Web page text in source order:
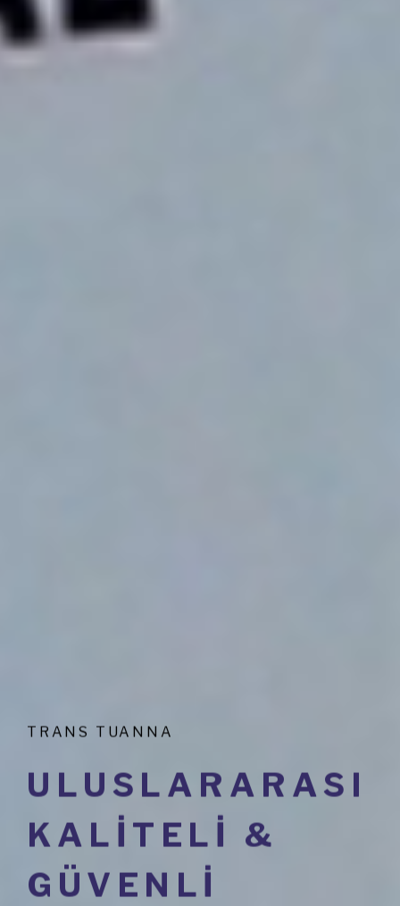
TRANS TUANNA
U L U S L A R A R A S I
K A L I T E L I &
G Ü V E N L I